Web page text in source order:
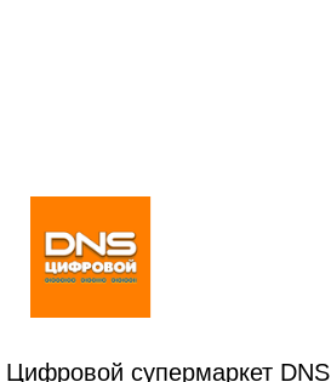
Цифровой супермаркет DNS